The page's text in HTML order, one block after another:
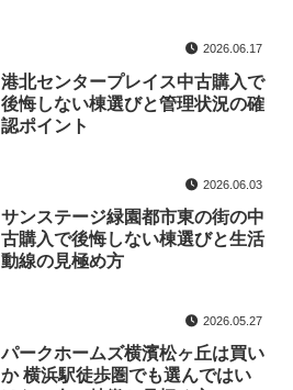
2026.06.17
港北センタープレイス中古購入で
後悔しない棟選びと管理状況の確
認ポイント
2026.06.03
サンステージ緑園都市東の街の中
古購入で後悔しない棟選びと生活
動線の見極め方
2026.05.27
パークホームズ横濱松ヶ丘は買い
か 横浜駅徒歩圏でも選んではい